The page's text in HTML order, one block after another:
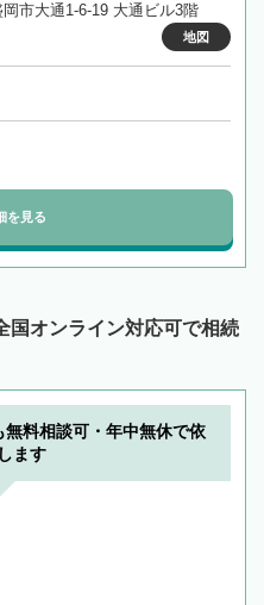
市大通1-6-19 大通ビル3階
地図
を見る
国オンライン対応可で相続
無料相談可・年中無休で依
ます